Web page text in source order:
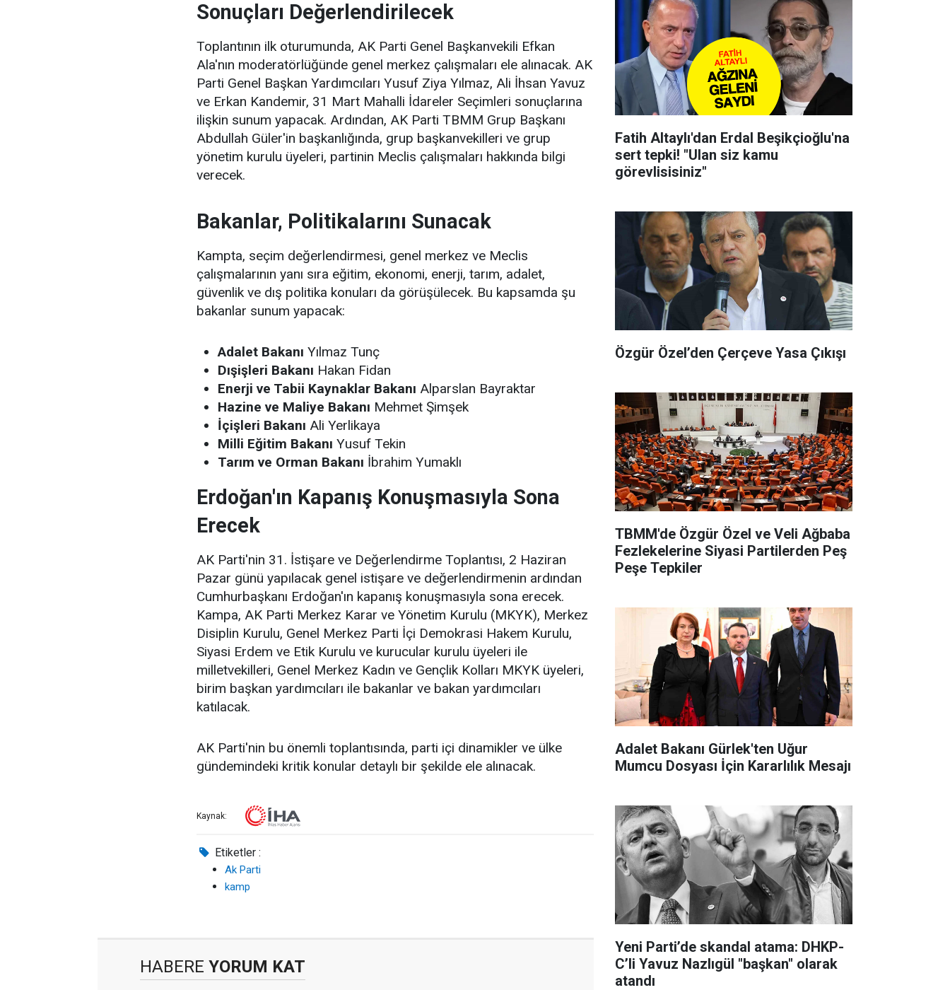
Sonuçları Değerlendirilecek
Toplantının ilk oturumunda, AK Parti Genel Başkanvekili Efkan
Ala'nın moderatörlüğünde genel merkez çalışmaları ele alınacak. AK
Parti Genel Başkan Yardımcıları Yusuf Ziya Yılmaz, Ali İhsan Yavuz
ve Erkan Kandemir, 31 Mart Mahalli İdareler Seçimleri sonuçlarına
ilişkin sunum yapacak. Ardından, AK Parti TBMM Grup Başkanı
Abdullah Güler'in başkanlığında, grup başkanvekilleri ve grup
yönetim kurulu üyeleri, partinin Meclis çalışmaları hakkında bilgi
verecek.
Bakanlar, Politikalarını Sunacak
Kampta, seçim değerlendirmesi, genel merkez ve Meclis
çalışmalarının yanı sıra eğitim, ekonomi, enerji, tarım, adalet,
güvenlik ve dış politika konuları da görüşülecek. Bu kapsamda şu
bakanlar sunum yapacak:
Adalet Bakanı Yılmaz Tunç
Dışişleri Bakanı Hakan Fidan
Enerji ve Tabii Kaynaklar Bakanı Alparslan Bayraktar
Hazine ve Maliye Bakanı Mehmet Şimşek
İçişleri Bakanı Ali Yerlikaya
Milli Eğitim Bakanı Yusuf Tekin
Tarım ve Orman Bakanı İbrahim Yumaklı
Erdoğan'ın Kapanış Konuşmasıyla Sona
Erecek
AK Parti'nin 31. İstişare ve Değerlendirme Toplantısı, 2 Haziran
Pazar günü yapılacak genel istişare ve değerlendirmenin ardından
Cumhurbaşkanı Erdoğan'ın kapanış konuşmasıyla sona erecek.
Kampa, AK Parti Merkez Karar ve Yönetim Kurulu (MKYK), Merkez
Disiplin Kurulu, Genel Merkez Parti İçi Demokrasi Hakem Kurulu,
Siyasi Erdem ve Etik Kurulu ve kurucular kurulu üyeleri ile
milletvekilleri, Genel Merkez Kadın ve Gençlik Kolları MKYK üyeleri,
birim başkan yardımcıları ile bakanlar ve bakan yardımcıları
katılacak.
AK Parti'nin bu önemli toplantısında, parti içi dinamikler ve ülke
gündemindeki kritik konular detaylı bir şekilde ele alınacak.
Kaynak:
Etiketler :
Ak Parti
kamp
HABERE YORUM KAT
Fatih Altaylı'dan Erdal Beşikçioğlu'na
sert tepki! "Ulan siz kamu
görevlisisiniz"
Özgür Özel’den Çerçeve Yasa Çıkışı
TBMM'de Özgür Özel ve Veli Ağbaba
Fezlekelerine Siyasi Partilerden Peş
Peşe Tepkiler
Adalet Bakanı Gürlek'ten Uğur
Mumcu Dosyası İçin Kararlılık Mesajı
Yeni Parti’de skandal atama: DHKP-
C’li Yavuz Nazlıgül "başkan" olarak
atandı